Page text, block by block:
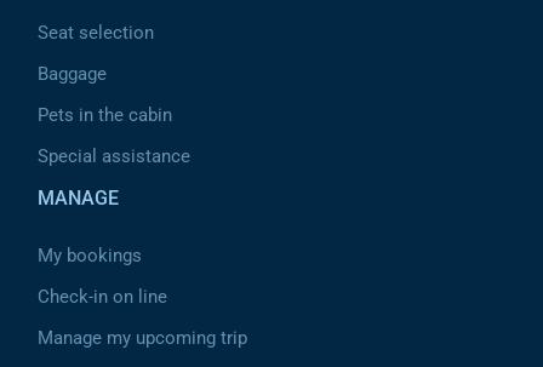
Seat selection
Baggage
Pets in the cabin
Special assistance
MANAGE
My bookings
Check-in on line
Manage my upcoming trip